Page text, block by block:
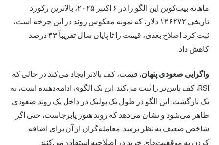
ماهانه بیت‌کوین این الگو را در ۶ اکتبر ۲۰۲۵، بالاترین رکورد
تاریخی ۱۲۶۲۷۲ دلار، که نمونه معکوس روند در این چرخه است،
ثبت کرد. اصلاح بعدی، قیمت را تا پایان سال تقریباً ۴۳ درصد
کاهش داد.
واگرایی صعودی پنهان. قیمت، کف بالاتر ایجاد می‌کند در حالی که
RSI، کف پایین‌تر را ثبت می‌کند. این یک الگوی ادامه‌دهنده است، نه
یک بازگشت: این الگو در طول یک پولبک در داخل یک روند صعودی
ظاهر می‌شود و نشان می‌دهد که روند هنوز پابرجاست، حتی اگر
شاخص ضعیف به نظر برسد. معامله‌گران از آن برای اضافه
کردن به موقعیت‌های خرید در اصلاحیه استفاده می‌کنند.